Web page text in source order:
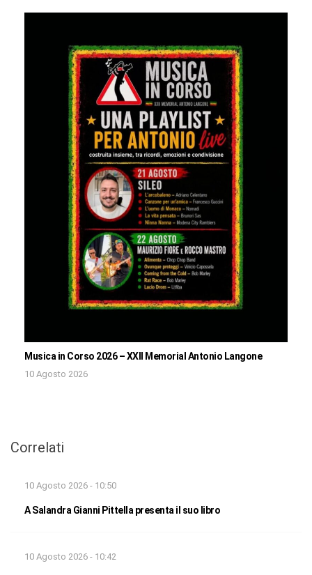
Musica in Corso 2026 – XXII Memorial Antonio Langone
10 Agosto 2026
Correlati
10 Agosto 2026 - 10:50
A Salandra Gianni Pittella presenta il suo libro
10 Agosto 2026 - 10:42